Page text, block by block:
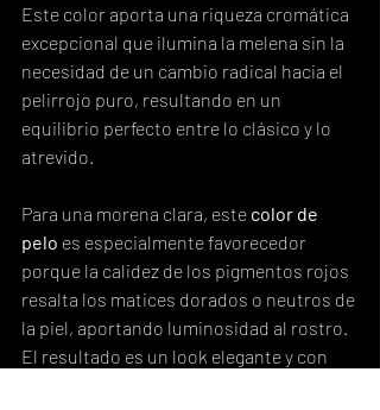
Este color aporta una riqueza cromática
excepcional que ilumina la melena sin la
necesidad de un cambio radical hacia el
pelirrojo puro, resultando en un
equilibrio perfecto entre lo clásico y lo
atrevido.
Para una morena clara, este color de
pelo es especialmente favorecedor
porque la calidez de los pigmentos rojos
resalta los matices dorados o neutros de
la piel, aportando luminosidad al rostro.
El resultado es un look elegante y con